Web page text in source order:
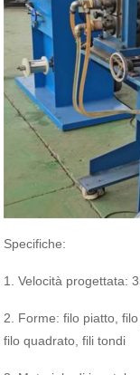
Specifiche:
1. Velocità progettata:
2. Forme: filo piatto,
filo quadrato, fili tondi